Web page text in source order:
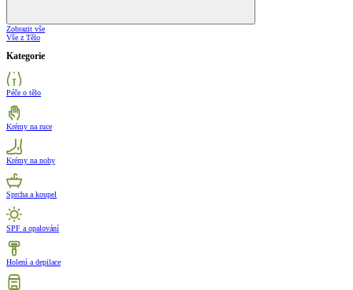
Zobrazit vše
Vše z Tělo
Kategorie
Péče o tělo
Krémy na ruce
Krémy na nohy
Sprcha a koupel
SPF a opalování
Holení a depilace